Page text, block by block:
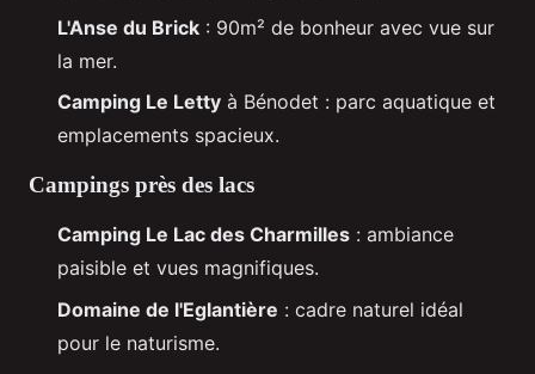
L'Anse du Brick : 90m² de bonheur avec vue sur
la mer.
Camping Le Letty à Bénodet : parc aquatique et
emplacements spacieux.
Campings près des lacs
Camping Le Lac des Charmilles : ambiance
paisible et vues magnifiques.
Domaine de l'Eglantière : cadre naturel idéal
pour le naturisme.